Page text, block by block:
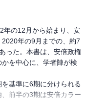
かすか』中公新書 (共
会 (2013)
生学部教授
年の12月から始まり、安
年の9月までの、約7
った。本書は、安倍政権
を中心に、学者陣が検
基準に6期に分けられる
前半の3期は安倍カラー